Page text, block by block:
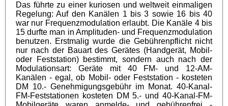
Das führte zu einer kuriosen und weltweit einmaligen
Regelung: Auf den Kanälen 1 bis 3 sowie 16 bis 40
war nur Frequenzmodulation erlaubt. Die Kanäle 4 bis
15 durfte man in Amplituden- und Frequenzmodulation
benutzen. Erstmalig wurde die Gebührenpflicht nicht
nur nach der Bauart des Gerätes (Handgerät, Mobil-
oder Feststation) bestimmt, sondern auch nach der
Modulationsart: Geräte mit 40 FM- und 12-AM-
Kanälen - egal, ob Mobil- oder Feststation - kosteten
DM 10.- Genehmigungsgebühr im Monat. 40-Kanal-
FM-Feststationen kosteten DM 5.- und 40-Kanal-FM-